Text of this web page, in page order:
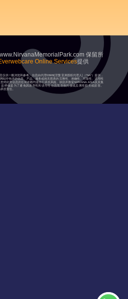
保留所
Online Services提供
供一般浏览和参考。信息由代理03909[涅槃亚洲授权代理人]（“NA”）提供，
站中包含的信息、产品、服务或相关图表的完整性、准确性、可靠性、适用性
对此类信息的任何依赖均需自行承担风险。鼓励并敦促NIRVANA ASIA及其集
样做是为了避免因误导性和误导性信息而导致间接或后果性损失或损害。
担责任。